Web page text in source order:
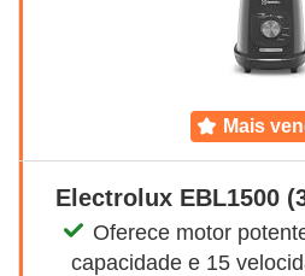
mais
Electrolux EBL1500
Oferece motor
capacidade e 15